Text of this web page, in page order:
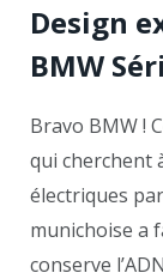
Design
BMW
Bravo BMW !
qui cherchent
électriques
munichoise a
conserve